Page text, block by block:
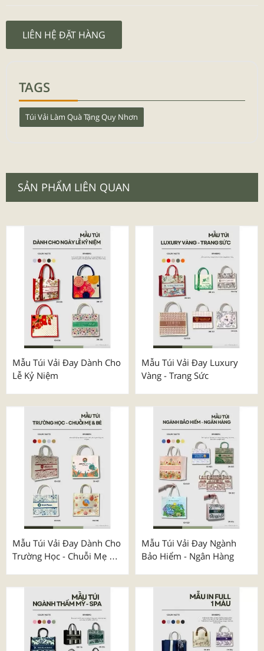
LIÊN HỆ ĐẶT HÀNG
TAGS
Túi Vải Làm Quà Tặng Quy Nhơn
SẢN PHẨM LIÊN QUAN
Mẫu Túi Vải Đay Dành Cho
Lễ Kỷ Niệm
Mẫu Túi Vải Đay Luxury
Vàng - Trang Sức
Mẫu Túi Vải Đay Dành Cho
Trường Học - Chuỗi Mẹ &
Mẫu Túi Vải Đay Ngành
Bảo Hiểm - Ngân Hàng